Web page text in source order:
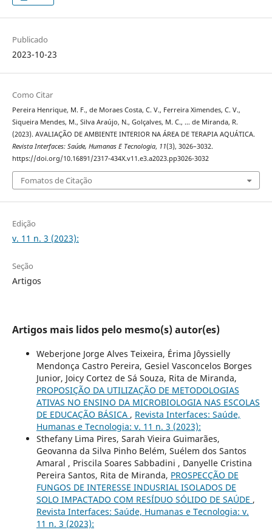
Publicado
2023-10-23
Como Citar
Pereira Henrique, M. F., de Moraes Costa, C. V., Ferreira Ximendes, C. V.,
Siqueira Mendes, M., Silva Araújo, N., Golçalves, M. C., … de Miranda, R.
(2023). AVALIAÇÃO DE AMBIENTE INTERIOR NA ÁREA DE TERAPIA AQUÁTICA.
Revista Interfaces: Saúde, Humanas E Tecnologia, 11(3), 3026–3032.
https://doi.org/10.16891/2317-434X.v11.e3.a2023.pp3026-3032
Fomatos de Citação
Edição
v. 11 n. 3 (2023):
Seção
Artigos
Artigos mais lidos pelo mesmo(s) autor(es)
Weberjone Jorge Alves Teixeira, Érima Jôyssielly
Mendonça Castro Pereira, Gesiel Vasconcelos Borges
Junior, Joicy Cortez de Sá Souza, Rita de Miranda,
PROPOSIÇÃO DA UTILIZAÇÃO DE METODOLOGIAS
ATIVAS NO ENSINO DA MICROBIOLOGIA NAS ESCOLAS
DE EDUCAÇÃO BÁSICA , Revista Interfaces: Saúde,
Humanas e Tecnologia: v. 11 n. 3 (2023):
Sthefany Lima Pires, Sarah Vieira Guimarães,
Geovanna da Silva Pinho Belém, Suélem dos Santos
Amaral , Priscila Soares Sabbadini , Danyelle Cristina
Pereira Santos, Rita de Miranda, PROSPECÇÃO DE
FUNGOS DE INTERESSE INDUSRIAL ISOLADOS DE
SOLO IMPACTADO COM RESÍDUO SÓLIDO DE SAÚDE ,
Revista Interfaces: Saúde, Humanas e Tecnologia: v.
11 n. 3 (2023):